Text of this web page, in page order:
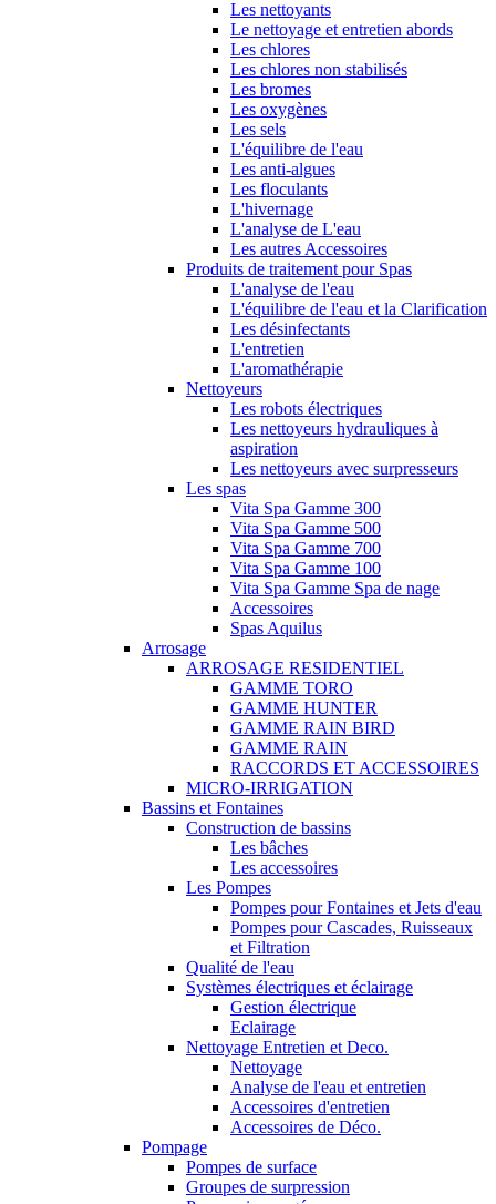
Les nettoyants
Le nettoyage et entretien abords
Les chlores
Les chlores non stabilisés
Les bromes
Les oxygènes
Les sels
L'équilibre de l'eau
Les anti-algues
Les floculants
L'hivernage
L'analyse de L'eau
Les autres Accessoires
Produits de traitement pour Spas
L'analyse de l'eau
L'équilibre de l'eau et la Clarification
Les désinfectants
L'entretien
L'aromathérapie
Nettoyeurs
Les robots électriques
Les nettoyeurs hydrauliques à
aspiration
Les nettoyeurs avec surpresseurs
Les spas
Vita Spa Gamme 300
Vita Spa Gamme 500
Vita Spa Gamme 700
Vita Spa Gamme 100
Vita Spa Gamme Spa de nage
Accessoires
Spas Aquilus
Arrosage
ARROSAGE RESIDENTIEL
GAMME TORO
GAMME HUNTER
GAMME RAIN BIRD
GAMME RAIN
RACCORDS ET ACCESSOIRES
MICRO-IRRIGATION
Bassins et Fontaines
Construction de bassins
Les bâches
Les accessoires
Les Pompes
Pompes pour Fontaines et Jets d'eau
Pompes pour Cascades, Ruisseaux
et Filtration
Qualité de l'eau
Systèmes électriques et éclairage
Gestion électrique
Eclairage
Nettoyage Entretien et Deco.
Nettoyage
Analyse de l'eau et entretien
Accessoires d'entretien
Accessoires de Déco.
Pompage
Pompes de surface
Groupes de surpression